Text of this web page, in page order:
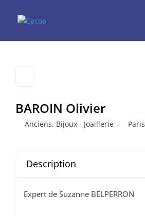
BAROIN Olivier
Anciens, Bijoux - Joaillerie Paris
Description
Expert de Suzanne BELPERRON